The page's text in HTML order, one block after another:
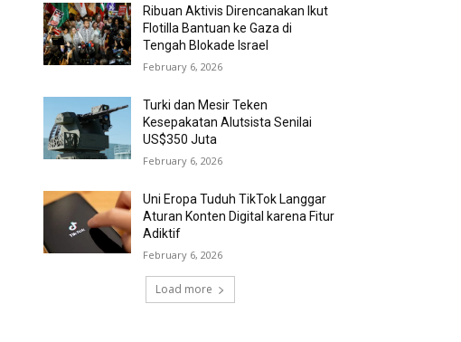
Ribuan Aktivis Direncanakan Ikut
Flotilla Bantuan ke Gaza di
Tengah Blokade Israel
February 6, 2026
Turki dan Mesir Teken
Kesepakatan Alutsista Senilai
US$350 Juta
February 6, 2026
Uni Eropa Tuduh TikTok Langgar
Aturan Konten Digital karena Fitur
Adiktif
February 6, 2026
Load more